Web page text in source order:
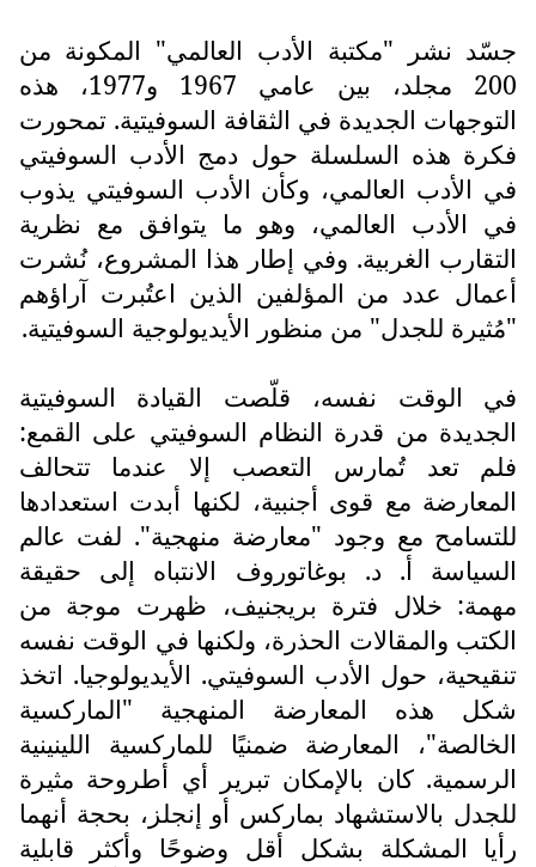
جسّد نشر "مكتبة الأدب العالمي" المكونة من
200 مجلد، بين عامي 1967 و1977، هذه
التوجهات الجديدة في الثقافة السوفيتية. تمحورت
فكرة هذه السلسلة حول دمج الأدب السوفيتي
في الأدب العالمي، وكأن الأدب السوفيتي يذوب
في الأدب العالمي، وهو ما يتوافق مع نظرية
التقارب الغربية. وفي إطار هذا المشروع، نُشرت
أعمال عدد من المؤلفين الذين اعتُبرت آراؤهم
"مُثيرة للجدل" من منظور الأيديولوجية السوفيتية.
في الوقت نفسه، قلّصت القيادة السوفيتية
الجديدة من قدرة النظام السوفيتي على القمع:
فلم تعد تُمارس التعصب إلا عندما تتحالف
المعارضة مع قوى أجنبية، لكنها أبدت استعدادها
للتسامح مع وجود "معارضة منهجية". لفت عالم
السياسة أ. د. بوغاتوروف الانتباه إلى حقيقة
مهمة: خلال فترة بريجنيف، ظهرت موجة من
الكتب والمقالات الحذرة، ولكنها في الوقت نفسه
تنقيحية، حول الأدب السوفيتي. الأيديولوجيا. اتخذ
شكل هذه المعارضة المنهجية "الماركسية
الخالصة"، المعارضة ضمنيًا للماركسية اللينينية
الرسمية. كان بالإمكان تبرير أي أطروحة مثيرة
للجدل بالاستشهاد بماركس أو إنجلز، بحجة أنهما
رأيا المشكلة بشكل أقل وضوحًا وأكثر قابلية